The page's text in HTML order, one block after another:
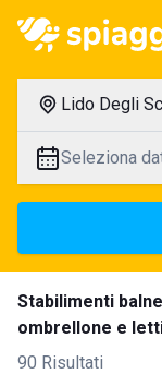
Lido Degli
Seleziona
Stabilimenti
ombrellone e
90 Risultati